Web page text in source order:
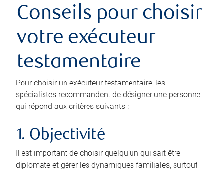
Conseils pour choisir
votre exécuteur
testamentaire
Pour choisir un exécuteur testamentaire, les
spécialistes recommandent de désigner une personne
qui répond aux critères suivants :
1. Objectivité
Il est important de choisir quelqu’un qui sait être
diplomate et gérer les dynamiques familiales, surtout